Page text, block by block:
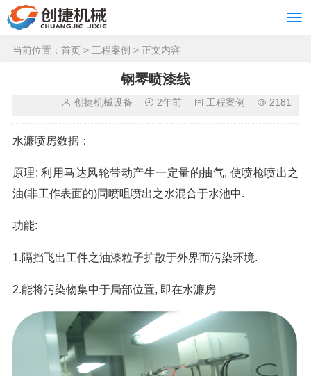
当前位置： 首页 > 工程案例 > 正文内容
钢琴喷漆线
创捷机械设备 2年前 工程案例 2181
水濂喷房数据：
原理: 利用马达风轮带动产生一定量的抽气, 使喷枪喷出之
油(非工作表面的)同喷咀喷出之水混合于水池中.
功能:
1.隔挡飞出工件之油漆粒子扩散于外界而污染环境.
2.能将污染物集中于局部位置, 即在水濂房